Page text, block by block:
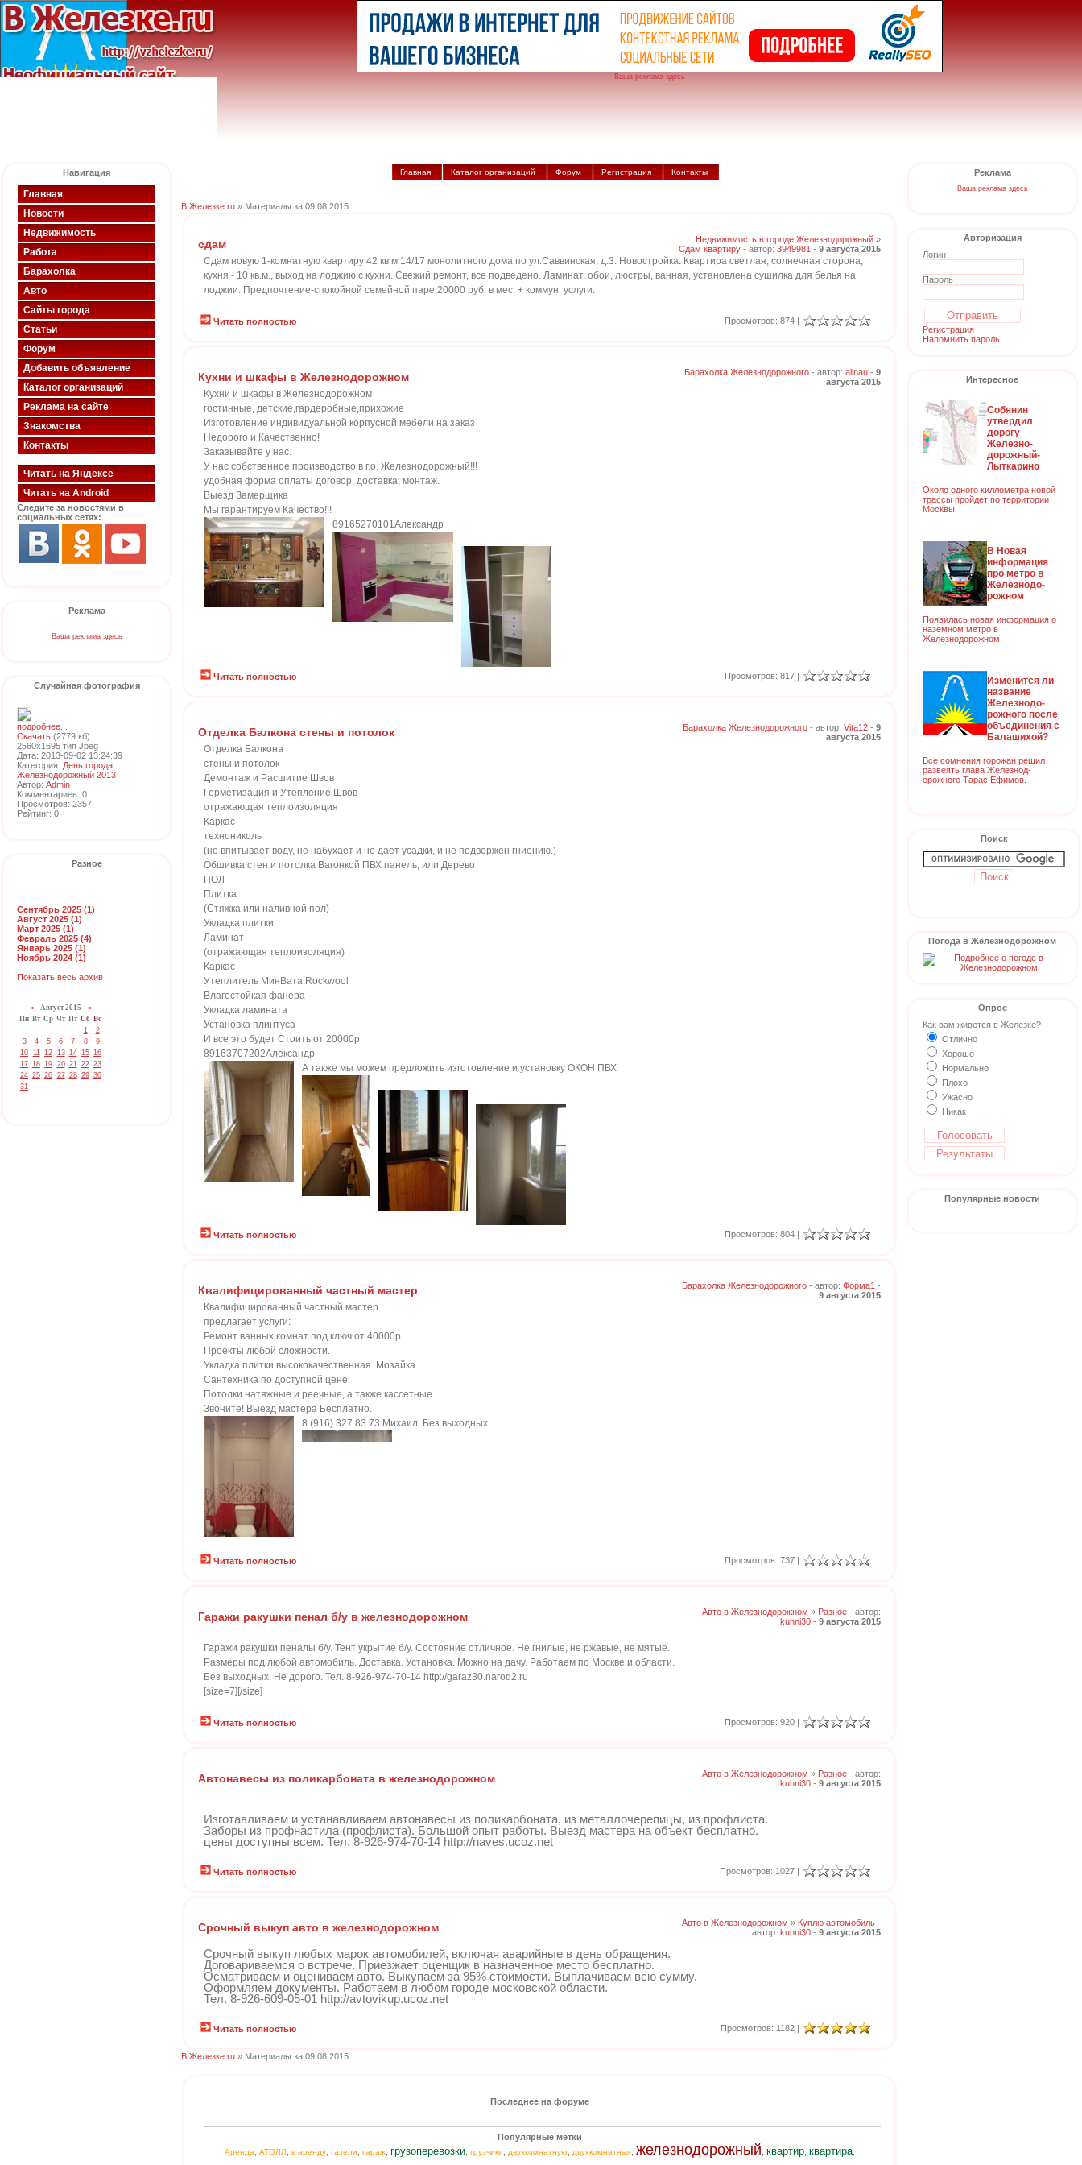
Ваша реклама здесь
Навигация
Главная
Новости
Недвижимость
Работа
Барахолка
Авто
Сайты города
Статьи
Форум
Добавить объявление
Каталог организаций
Реклама на сайте
Знакомства
Контакты
Читать на Яндексе
Читать на Android
Следите за новостями в
социальных сетях:
Реклама
Ваша реклама здесь
Случайная фотография
подробнее...
Скачать (2779 кб)
2560x1695 тип Jpeg
Дата: 2013-09-02 13:24:39
Категория: День города
Железнодорожный 2013
Автор: Admin
Комментариев: 0
Просмотров: 2357
Рейтинг: 0
Разное
Сентябрь 2025 (1)
Август 2025 (1)
Март 2025 (1)
Февраль 2025 (4)
Январь 2025 (1)
Ноябрь 2024 (1)
Показать весь архив
«Август 2015 »
Пн Вт Ср Чт Пт Сб Вс
1
2
3
4 5 6 7 8
9
10 11 12 13 14 15 16
17 18 19 20 21 22 23
24 25 26 27 28 29 30
31
Главная Каталог организаций Форум Регистрация Контакты
В Железке.ru » Материалы за 09.08.2015
сдам Недвижимость в городе Железнодорожный »
Сдам квартиру - автор: 3949981 - 9 августа 2015
Сдам новую 1-комнатную квартиру 42 кв.м 14/17 монолитного дома по ул.Саввинская, д.3. Новостройка. Квартира светлая, солнечная сторона,
кухня - 10 кв.м., выход на лоджию с кухни. Свежий ремонт, все подведено. Ламинат, обои, люстры, ванная, установлена сушилка для белья на
лоджии. Предпочтение-спокойной семейной паре.20000 руб. в мес. + коммун. услуги.
Читать полностью Просмотров: 874 |
Кухни и шкафы в Железнодорожном Барахолка Железнодорожного - автор: alinau - 9
августа 2015
Кухни и шкафы в Железнодорожном
гостинные, детские,гардеробные,прихожие
Изготовление индивидуальной корпусной мебели на заказ
Недорого и Качественно!
Заказывайте у нас.
У нас собственное производство в г.о. Железнодорожный!!!
удобная форма оплаты договор, доставка, монтаж.
Выезд Замерщика
Мы гарантируем Качество!!!
89165270101Александр
Читать полностью Просмотров: 817 |
Отделка Балкона стены и потолок Барахолка Железнодорожного - автор: Vita12 - 9
августа 2015
Отделка Балкона
стены и потолок
Демонтаж и Расшитие Швов
Герметизация и Утепление Швов
отражающая теплоизоляция
Каркас
технониколь
(не впитывает воду, не набухает и не дает усадки, и не подвержен гниению.)
Обшивка стен и потолка Вагонкой ПВХ панель, или Дерево
ПОЛ
Плитка
(Стяжка или наливной пол)
Укладка плитки
Ламинат
(отражающая теплоизоляция)
Каркас
Утеплитель МинВата Rockwool
Влагостойкая фанера
Укладка ламината
Установка плинтуса
И все это будет Стоить от 20000р
89163707202Александр
А также мы можем предложить изготовление и установку ОКОН ПВХ
Читать полностью Просмотров: 804 |
Квалифицированный частный мастер Барахолка Железнодорожного - автор: Форма1 -
9 августа 2015
Квалифицированный частный мастер
предлагает услуги:
Ремонт ванных комнат под ключ от 40000р
Проекты любой сложности.
Укладка плитки высококачественная. Мозайка.
Сантехника по доступной цене:
Потолки натяжные и реечные, а также кассетные
Звоните! Выезд мастера Бесплатно.
8 (916) 327 83 73 Михаил. Без выходных.
Читать полностью Просмотров: 737 |
Гаражи ракушки пенал б/у в железнодорожном Авто в Железнодорожном » Разное - автор:
kuhni30 - 9 августа 2015
Гаражи ракушки пеналы б/у. Тент укрытие б/у. Состояние отличное. Не гнилые, не ржавые, не мятые.
Размеры под любой автомобиль. Доставка. Установка. Можно на дачу. Работаем по Москве и области.
Без выходных. Не дорого. Тел. 8-926-974-70-14 http://garaz30.narod2.ru
[size=7][/size]
Читать полностью Просмотров: 920 |
Автонавесы из поликарбоната в железнодорожном Авто в Железнодорожном » Разное - автор:
kuhni30 - 9 августа 2015
Изготавливаем и устанавливаем автонавесы из поликарбоната, из металлочерепицы, из профлиста.
Заборы из профнастила (профлиста). Большой опыт работы. Выезд мастера на объект бесплатно.
цены доступны всем. Тел. 8-926-974-70-14 http://naves.ucoz.net
Читать полностью Просмотров: 1027 |
Срочный выкуп авто в железнодорожном Авто в Железнодорожном » Куплю автомобиль -
автор: kuhni30 - 9 августа 2015
Срочный выкуп любых марок автомобилей, включая аварийные в день обращения.
Договариваемся о встрече. Приезжает оценщик в назначенное место бесплатно.
Осматриваем и оцениваем авто. Выкупаем за 95% стоимости. Выплачиваем всю сумму.
Оформляем документы. Работаем в любом городе московской области.
Тел. 8-926-609-05-01 http://avtovikup.ucoz.net
Читать полностью Просмотров: 1182 |
В Железке.ru » Материалы за 09.08.2015
Последнее на форуме
Популярные метки
Аренда АТОЛЛ в аренду, газели гараж, грузоперевозки, грузчики двухкомнатную двухкомнатных, железнодорожный квартир, квартира,
Реклама
Ваша реклама здесь
Авторизация
Логин
Пароль
Регистрация
Напомнить пароль
Интересное
Собянин
утвердил
дорогу
Железно-
дорожный-
Лыткарино
Около одного киллометра новой
трассы пройдет по территории
Москвы.
В Новая
информация
про метро в
Железнодо-
рожном
Появилась новая информация о
наземном метро в
Железнодорожном
Изменится ли
название
Железнодо-
рожного после
объединения с
Балашихой?
Все сомнения горожан решил
развеять глава Железнод-
орожного Тарас Ефимов.
Поиск
Погода в Железнодорожном
Опрос
Как вам живется в Железке?
Отлично
Хорошо
Нормально
Плохо
Ужасно
Никак
Популярные новости